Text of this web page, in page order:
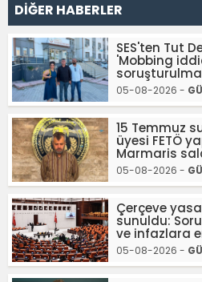
DİĞER HABERLER
SES'ten Tut
'Mobbing
05-08-2026 -
15 Temmuz
üyesi FETÖ
Marmaris
05-08-2026 -
Çerçeve
sunuldu:
ve infazlara
05-08-2026 -